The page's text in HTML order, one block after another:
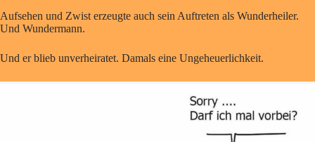
Aufsehen und Zwist erzeugte auch sein Auftreten als Wunderheiler.
Und Wundermann.
Und er blieb unverheiratet. Damals eine Ungeheuerlichkeit.